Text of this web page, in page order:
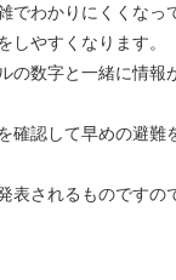
でわかりにくくなっ
やすくなります。
の数字と一緒に情報
確認して早めの避難
表されるものですの